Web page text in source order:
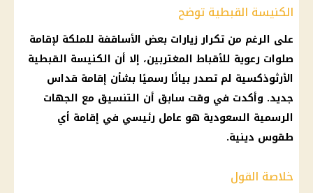
الكنيسة القبطية توضح
على الرغم من تكرار زيارات بعض الأساقفة للملكة لإقامة
صلوات رعوية للأقباط المغتربين، إلا أن الكنيسة القبطية
الأرثوذكسية لم تصدر بيانًا رسميًا بشأن إقامة قداس
جديد. وأكدت في وقت سابق أن التنسيق مع الجهات
الرسمية السعودية هو عامل رئيسي في إقامة أي
طقوس دينية.
خلاصة القول